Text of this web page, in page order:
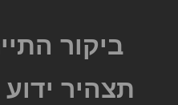
ביקור
תצהיר ידוע